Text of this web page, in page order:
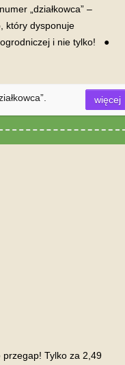
„działkowca” –
który dysponuje
i nie tylko! ●
więcej
przegap! Tylko za 2,49